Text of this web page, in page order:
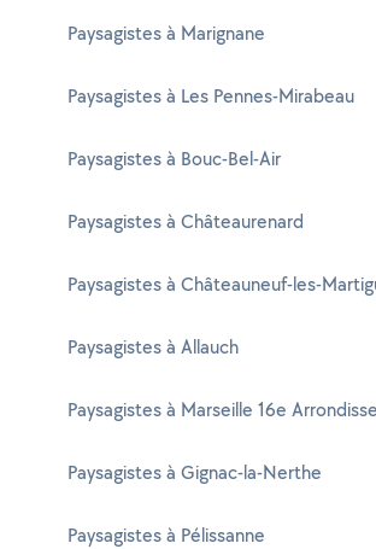
Paysagistes à Marignane
Paysagistes à Les Pennes-Mirabeau
Paysagistes à Bouc-Bel-Air
Paysagistes à Châteaurenard
Paysagistes à Châteauneuf-les-
Paysagistes à Allauch
Paysagistes à Marseille 16e
Paysagistes à Gignac-la-Nerthe
Paysagistes à Pélissanne